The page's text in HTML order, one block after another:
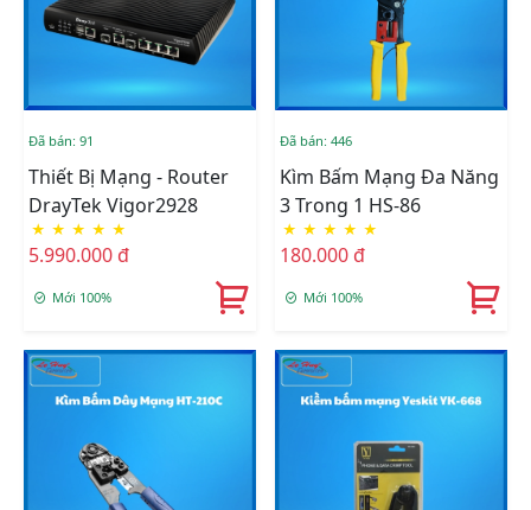
Đã bán: 91
Thiết Bị Mạng - Router
DrayTek Vigor2928
★ ★ ★ ★ ★
5.990.000 đ
Mới 100%
Đã bán: 446
Kìm Bấm Mạng Đa Năng
3 Trong 1 HS-86
★ ★ ★ ★ ★
180.000 đ
Mới 100%